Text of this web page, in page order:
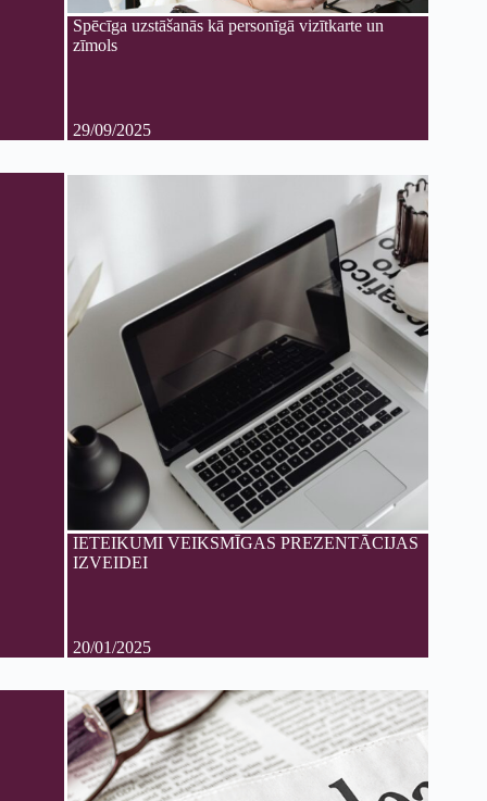
Spēcīga uzstāšanās kā personīgā vizītkarte un
zīmols
29/09/2025
IETEIKUMI VEIKSMĪGAS PREZENTĀCIJAS
IZVEIDEI
20/01/2025